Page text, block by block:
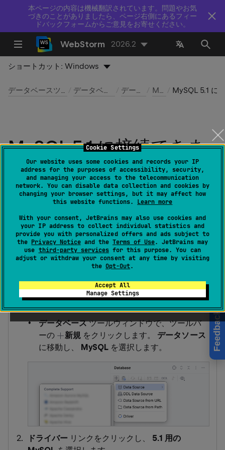
Cookie Settings
Our website uses some cookies and records your IP
address for the purposes of accessibility, security,
and managing your access to the telecommunication
network. You can disable data collection and cookies by
changing your browser settings, but it may affect how
this website functions. Learn more
With your consent, JetBrains may also use cookies and
your IP address to collect individual statistics and
provide you with personalized offers and ads subject to
the Privacy Noticeand the Terms of Use. JetBrains may
use third-party servicesfor this purpose. You can
adjust or withdraw your consent at any time by visiting
the Opt-Out.
Accept All
Manage Settings
本ページの内容は機械翻訳されています。問題やお気
づきのことがありましたら、ページ右側にあるフィー
ドバックフォームからご意見をお寄せください。
Feedback
WebStorm 2026.2
ショートカット:Windows
データベースツールおよび SQL データベースへの接続 データソース MySQL
MySQL 5.1 に接続できま
せん
最終更新日： 2026 年 7 月 14 日
データベースに接続するには、接続の詳細を保存す
るデータソースを作成します。
作成したいデータソースを選択します。 以下のい
メインメニューで、ファイル｜新規｜データ
ソースを開き、MySQLを選択します。
データベースツールウィンドウで、ツールバ
ーの
新規 をクリックします。 データソース
に移動し、 MySQL を選択します。
ドライバー リンクをクリックし、 5.1 用の